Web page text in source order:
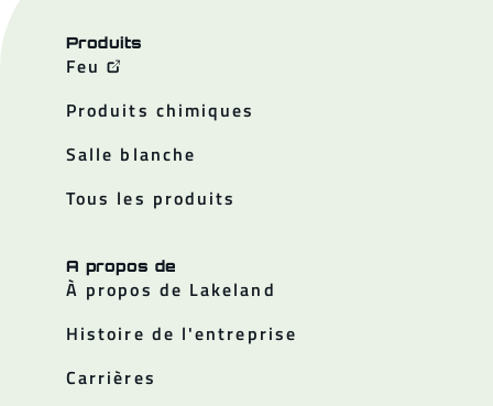
Produits
Feu
Produits chimiques
Salle blanche
Tous les produits
A propos de
À propos de Lakeland
Histoire de l'entreprise
Carrières